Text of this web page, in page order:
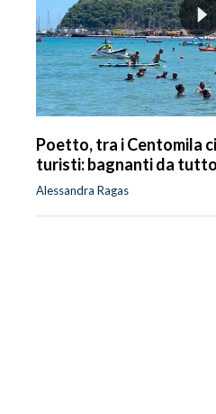
Poetto, tra i Centomila
turisti: bagnanti da
Alessandra Ragas